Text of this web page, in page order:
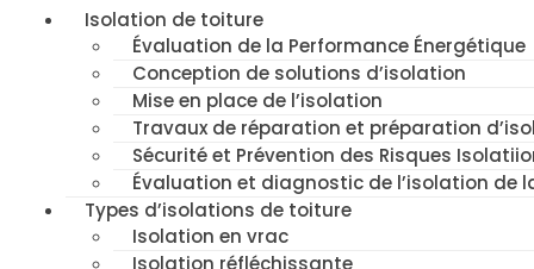
Isolation de toiture
Évaluation de la Performance Énergétique
Conception de solutions d’isolation
Mise en place de l’isolation
Travaux de réparation et préparation
Sécurité et Prévention des Risques
Évaluation et diagnostic de l’isolation de
Types d’isolations de toiture
Isolation en vrac
Isolation réfléchissante